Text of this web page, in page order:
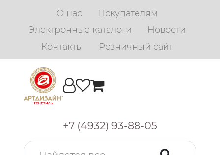
О нас
Покупателям
Электронные каталоги
Новости
Контакты
Розничный сайт
+7 (4932) 93-88-05